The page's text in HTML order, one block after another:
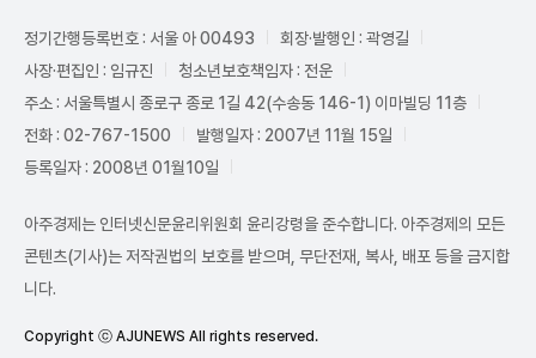
정기간행등록번호 : 서울 아 00493
회장·발행인 : 곽영길
사장·편집인 : 임규진
청소년보호책임자 : 전운
주소 : 서울특별시 종로구 종로 1길 42(수송동 146-1) 이마빌딩 11층
전화 : 02-767-1500
발행일자 : 2007년 11월 15일
등록일자 : 2008년 01월10일
아주경제는 인터넷신문윤리위원회 윤리강령을 준수합니다. 아주경제의 모든
콘텐츠(기사)는 저작권법의 보호를 받으며, 무단전재, 복사, 배포 등을 금지합
니다.
Copyright ⓒ AJUNEWS All rights reserved.